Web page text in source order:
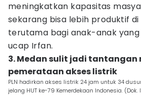
meningkatkan kapasitas
sekarang bisa lebih produktif
terutama bagi anak-anak yang
ucap Irfan.
3. Medan sulit jadi
pemerataan akses listrik
PLN hadirkan akses listrik 24 jam untuk 34
jelang HUT ke-79 Kemerdekaan Indonesia.